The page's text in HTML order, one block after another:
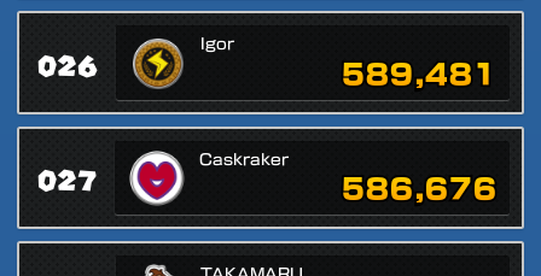
026
Igor
589,481
027
Caskraker
586,676